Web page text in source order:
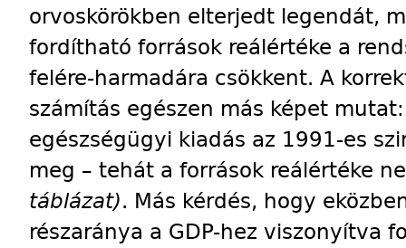
orvoskörökben elterjedt legendát,
fordítható források reálértéke a
felére-harmadára csökkent. A
számítás egészen más képet
egészségügyi kiadás az 1991-es
meg – tehát a források reálértéke
táblázat). Más kérdés, hogy
részaránya a GDP-hez viszonyítva